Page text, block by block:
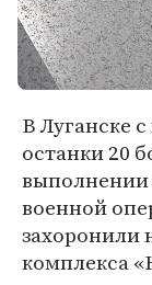
В Луганске
останки 20
выполнении
военной
захоронили
комплекса